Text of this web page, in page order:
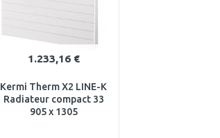
1.233,16 €
Kermi Therm X2 LINE-K
Radiateur compact 33
905 x 1305